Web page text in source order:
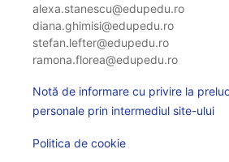
alexa.stanescu@edupedu.ro
diana.ghimisi@edupedu.ro
stefan.lefter@edupedu.ro
ramona.florea@edupedu.ro
Notă de informare cu privire la
personale prin intermediul site-ului
Politica de cookie